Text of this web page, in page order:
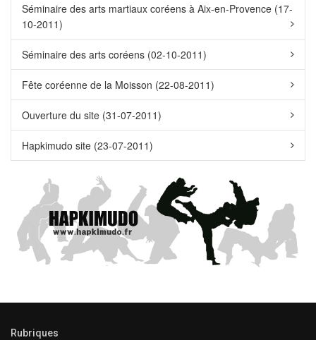
Séminaire des arts martiaux coréens à Aix-en-Provence (17-
10-2011)
Séminaire des arts coréens (02-10-2011)
Fête coréenne de la Moisson (22-08-2011)
Ouverture du site (31-07-2011)
Hapkimudo site (23-07-2011)
Rubriques